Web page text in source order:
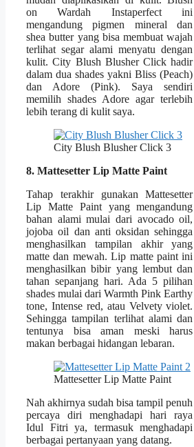
on Wardah Instaperfect ini
mengandung pigmen mineral dan
shea butter yang bisa membuat wajah
terlihat segar alami menyatu dengan
kulit. City Blush Blusher Click hadir
dalam dua shades yakni Bliss (Peach)
dan Adore (Pink). Saya sendiri
memilih shades Adore agar terlebih
lebih terang di kulit saya.
City Blush Blusher Click 3
8. Mattesetter Lip Matte Paint
Tahap terakhir gunakan Mattesetter
Lip Matte Paint yang mengandung
bahan alami mulai dari avocado oil,
jojoba oil dan anti oksidan sehingga
menghasilkan tampilan akhir yang
matte dan mewah. Lip matte paint ini
menghasilkan bibir yang lembut dan
tahan sepanjang hari. Ada 5 pilihan
shades mulai dari Warmth Pink Earthy
tone, Intense red, atau Velvety violet.
Sehingga tampilan terlihat alami dan
tentunya bisa aman meski harus
makan berbagai hidangan lebaran.
Mattesetter Lip Matte Paint
Nah akhirnya sudah bisa tampil penuh
percaya diri menghadapi hari raya
Idul Fitri ya, termasuk menghadapi
berbagai pertanyaan yang datang.